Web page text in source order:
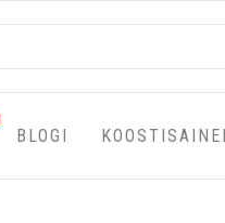
BLOGI